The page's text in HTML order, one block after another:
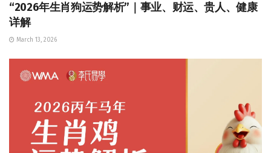
“2026年生肖狗运势解析”｜事业、财运、贵人、健康
详解
March 13, 2026